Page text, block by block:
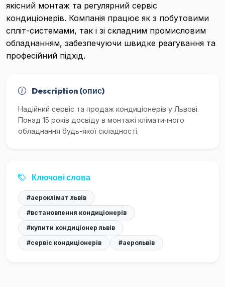
якісний монтаж та регулярний сервіс
кондиціонерів. Компанія працює як з побутовими
спліт-системами, так і зі складним промисловим
обладнанням, забезпечуючи швидке реагування та
професійний підхід.
Description (опис)
Надійний сервіс та продаж кондиціонерів у Львові.
Понад 15 років досвіду в монтажі кліматичного
обладнання будь-якої складності.
Ключові слова
#аероклімат львів
#встановлення кондиціонерів
#купити кондиціонер львів
#сервіс кондиціонерів
#аерольвів